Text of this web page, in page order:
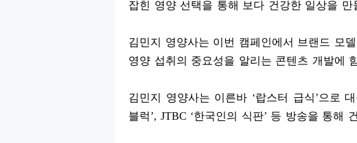
잡힌 영양 선택을 통해 보다 건강한 일상을 만
김민지 영양사는 이번 캠페인에서 브랜드 모
영양 섭취의 중요성을 알리는 콘텐츠 개발에
김민지 영양사는 이른바 ‘랍스터 급식’으로
블럭’, JTBC ‘한국인의 식판’ 등 방송을 통해